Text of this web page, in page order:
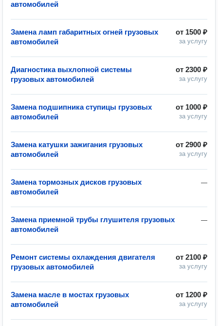
автомобилей
от 1500 ₽
за услугу
Замена ламп габаритных огней грузовых
автомобилей
от 2300 ₽
за услугу
Диагностика выхлопной системы
грузовых автомобилей
от 1000 ₽
за услугу
Замена подшипника ступицы грузовых
автомобилей
от 2900 ₽
за услугу
Замена катушки зажигания грузовых
автомобилей
—
Замена тормозных дисков грузовых
автомобилей
—
Замена приемной трубы глушителя грузовых
автомобилей
от 2100 ₽
за услугу
Ремонт системы охлаждения двигателя
грузовых автомобилей
от 1200 ₽
за услугу
Замена масле в мостах грузовых
автомобилей